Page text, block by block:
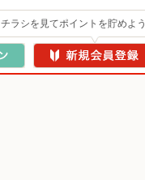
チラシを見てポイントを貯めよう